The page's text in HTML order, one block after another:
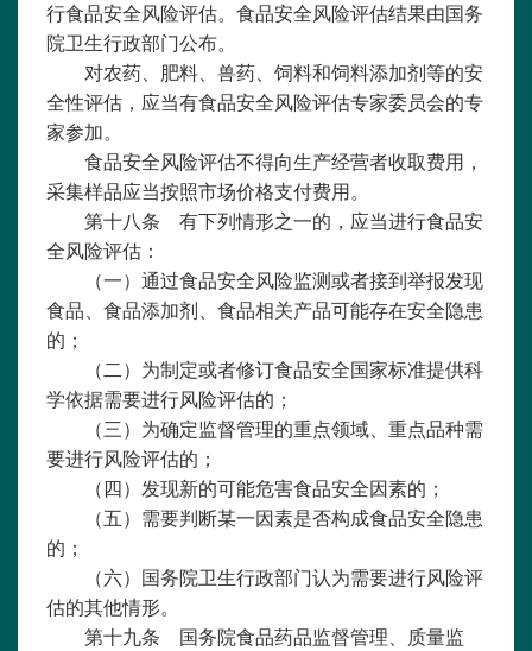
行食品安全风险评估。食品安全风险评估结果由国务
院卫生行政部门公布。
对农药、肥料、兽药、饲料和饲料添加剂等的安
全性评估，应当有食品安全风险评估专家委员会的专
家参加。
食品安全风险评估不得向生产经营者收取费用，
采集样品应当按照市场价格支付费用。
第十八条 有下列情形之一的，应当进行食品安
全风险评估：
（一）通过食品安全风险监测或者接到举报发现
食品、食品添加剂、食品相关产品可能存在安全隐患
的；
（二）为制定或者修订食品安全国家标准提供科
学依据需要进行风险评估的；
（三）为确定监督管理的重点领域、重点品种需
要进行风险评估的；
（四）发现新的可能危害食品安全因素的；
（五）需要判断某一因素是否构成食品安全隐患
的；
（六）国务院卫生行政部门认为需要进行风险评
估的其他情形。
第十九条 国务院食品药品监督管理、质量监